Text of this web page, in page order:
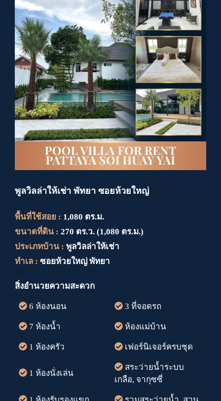
พูลวิลล่าให้เช่า พัทยา ซอยห้วยใหญ่
พื้นที่ใช้สอย : 1,080 ตร.ม.
ขนาดที่ดิน : 270 ตร.ว. (1,080 ตร.ม.)
ประเภทบ้าน : พูลวิลล่าให้เช่า
ทำเล : ซอยห้วยใหญ่ พัทยา
สิ่งอำนวยความสะดวก
6 ห้องนอน 3 ที่จอดรถ
7 ห้องน้ำ ห้องแม่บ้าน
1 ห้องครัว เฟอร์นิเจอร์ครบชุด
1 ห้องนั่งเล่น
สระว่ายน้ำระบบ
เกลือ, จากุซซี่